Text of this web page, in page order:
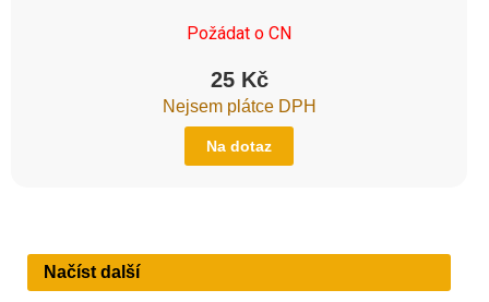
Požádat o CN
25 Kč
Nejsem plátce DPH
Na dotaz
Načíst další